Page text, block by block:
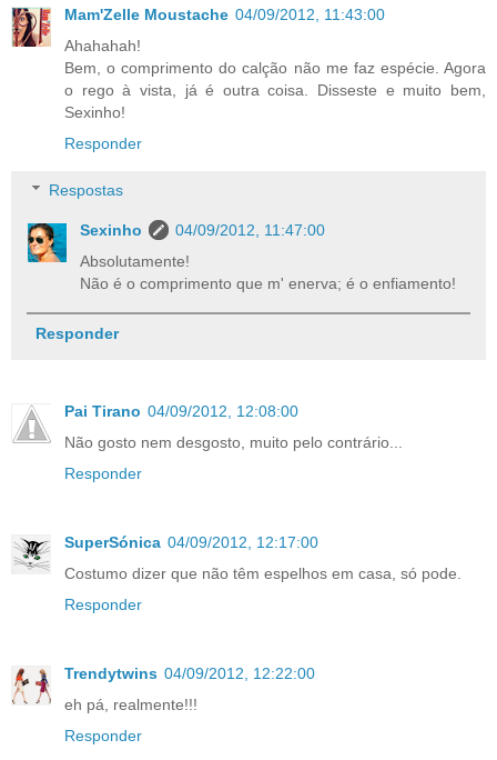
Mam'Zelle Moustache 04/09/2012, 11:43:00
Ahahahah!
Bem, o comprimento do calção não me faz espécie. Agora
o rego à vista, já é outra coisa. Disseste e muito bem,
Sexinho!
Responder
Respostas
Sexinho
04/09/2012, 11:47:00
Absolutamente!
Não é o comprimento que m' enerva; é o enfiamento!
Responder
Pai Tirano 04/09/2012, 12:08:00
Não gosto nem desgosto, muito pelo contrário...
Responder
SuperSónica 04/09/2012, 12:17:00
Costumo dizer que não têm espelhos em casa, só pode.
Responder
Trendytwins 04/09/2012, 12:22:00
eh pá, realmente!!!
Responder